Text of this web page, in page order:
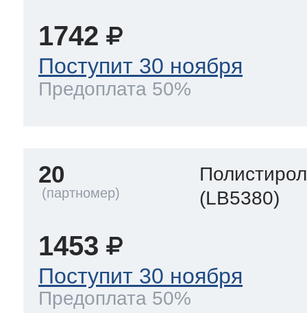
1742
Поступит 30 ноября
Предоплата 50%
20
Полистирол
(LB5380)
1453
Поступит 30 ноября
Предоплата 50%